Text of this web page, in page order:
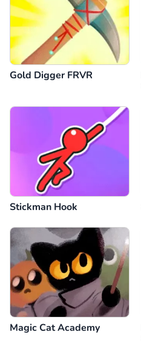
Gold Digger FRVR
Stickman Hook
Magic Cat Academy